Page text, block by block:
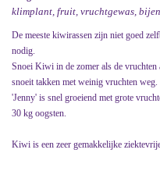
klimplant, fruit, vruchtgewas,
De meeste kiwirassen zijn niet goed
nodig.
Snoei Kiwi in de zomer als de vruchten
snoeit takken met weinig vruchten weg.
'Jenny' is snel groeiend met grote
30 kg oogsten.
Kiwi is een zeer gemakkelijke